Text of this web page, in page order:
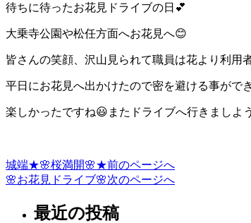
待ちに待ったお花見ドライブの日💕
大乗寺公園や松任方面へお花見へ😊
皆さんの笑顔、沢山見られて職員は花より利用
平日にお花見へ出かけたので密を避ける事が
楽しかったですね😃またドライブへ行きましよ
投
稿
城端★🌸桜満開🌸★前のページへ
🌸お花見ドライブ🌸次のページへ
最近の投稿